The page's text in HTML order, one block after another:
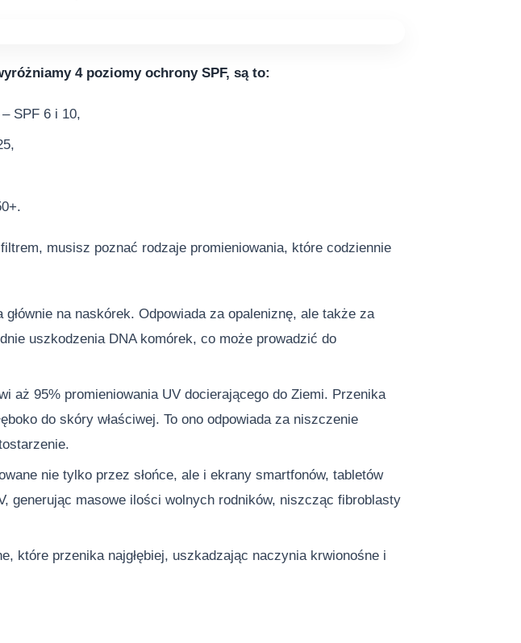
4 poziomy ochrony SPF, są to:
SPF 6 i 10,
musisz poznać rodzaje promieniowania, które codziennie
głównie na naskórek. Odpowiada za opaleniznę, ale także za
uszkodzenia DNA komórek, co może prowadzić do
aż 95% promieniowania UV docierającego do Ziemi. Przenika
do skóry właściwej. To ono odpowiada za niszczenie
nie tylko przez słońce, ale i ekrany smartfonów, tabletów
generując masowe ilości wolnych rodników, niszcząc fibroblasty
które przenika najgłębiej, uszkadzając naczynia krwionośne i